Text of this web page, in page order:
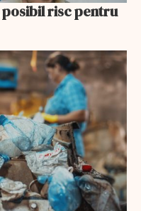
posibil risc pentru